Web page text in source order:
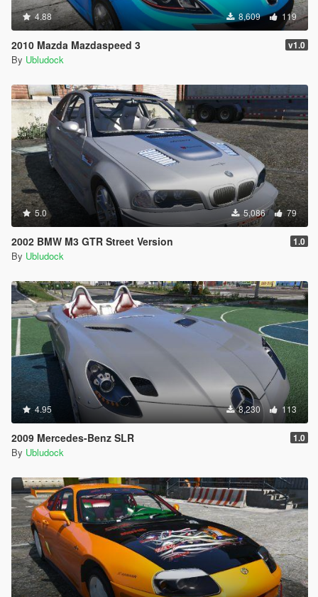
4.88 8,609 119
2010 Mazda Mazdaspeed 3 v1.0
By Ubludock
5.0 5,086 79
2002 BMW M3 GTR Street Version 1.0
By Ubludock
4.95 8,230 113
2009 Mercedes-Benz SLR 1.0
By Ubludock